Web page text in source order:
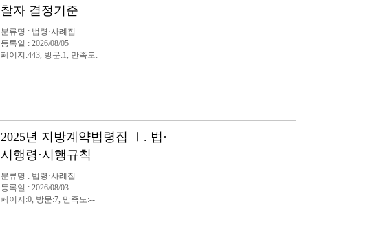
찰자 결정기준
분류명 : 법령·사례집
등록일 : 2026/08/05
페이지:443, 방문:1, 만족도:--
2025년 지방계약법령집 Ⅰ. 법·
시행령·시행규칙
분류명 : 법령·사례집
등록일 : 2026/08/03
페이지:0, 방문:7, 만족도:--